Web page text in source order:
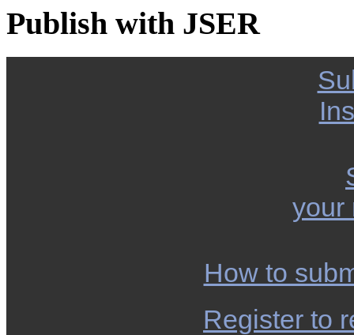
Publish with JSER
your
How to
Register to